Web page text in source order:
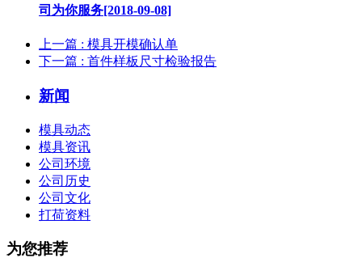
司为你服务[2018-09-08]
上一篇 : 模具开模确认单
下一篇 : 首件样板尺寸检验报告
新闻
模具动态
模具资讯
公司环境
公司历史
公司文化
打荷资料
为您推荐